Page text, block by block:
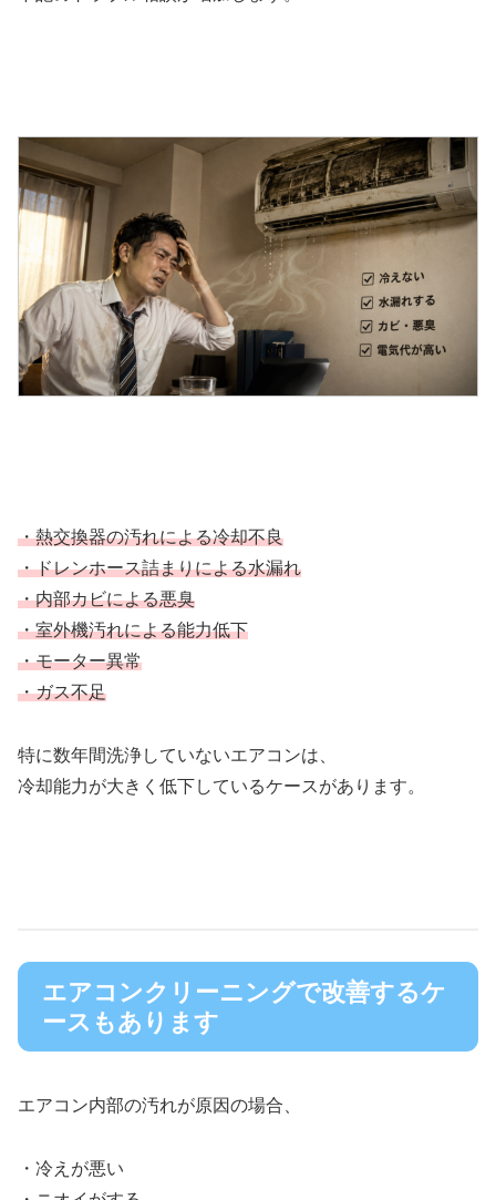
・熱交換器の汚れによる冷却不良
・ドレンホース詰まりによる水漏れ
・内部カビによる悪臭
・室外機汚れによる能力低下
・モーター異常
・ガス不足
特に数年間洗浄していないエアコンは、
冷却能力が大きく低下しているケースがあります。
エアコンクリーニングで改善するケ
ースもあります
エアコン内部の汚れが原因の場合、
・冷えが悪い